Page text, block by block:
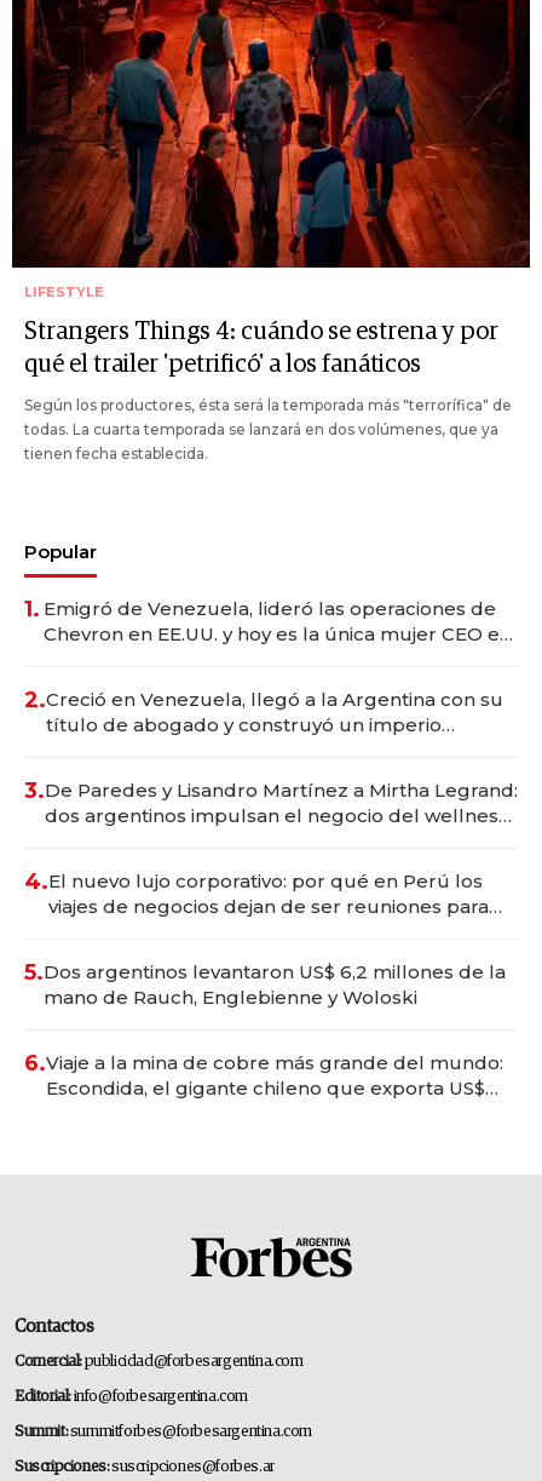
LIFESTYLE
Strangers Things 4: cuándo se estrena y por
qué el trailer 'petrificó' a los fanáticos
Según los productores, ésta será la temporada más "terrorífica" de
todas. La cuarta temporada se lanzará en dos volúmenes, que ya
tienen fecha establecida.
Popular
1. Emigró de Venezuela, lideró las operaciones de
Chevron en EE.UU. y hoy es la única mujer CEO en
2.Creció en Venezuela, llegó a la Argentina con su
título de abogado y construyó un imperio
3.De Paredes y Lisandro Martínez a Mirtha Legrand:
dos argentinos impulsan el negocio del wellness
4.El nuevo lujo corporativo: por qué en Perú los
viajes de negocios dejan de ser reuniones para
5.Dos argentinos levantaron US$ 6,2 millones de la
mano de Rauch, Englebienne y Woloski
6.Viaje a la mina de cobre más grande del mundo:
Escondida, el gigante chileno que exporta US$
Contactos
Comercial:publicidad@forbesargentina.com
Editorial:info@forbesargentina.com
Summit:summitforbes@forbesargentina.com
Suscripciones:suscripciones@forbes.ar